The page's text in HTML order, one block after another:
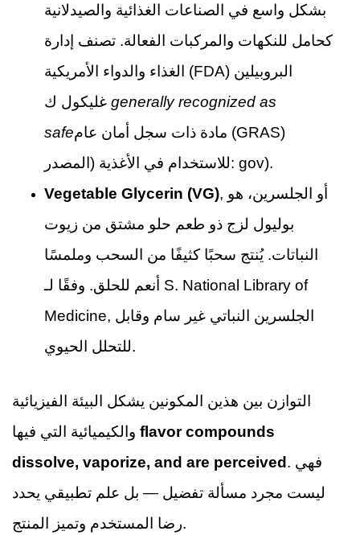
بشكل واسع في الصناعات الغذائية والصيدلانية
كحامل للنكهات والمركبات الفعالة. تصنف إدارة
الغذاء والدواء الأمريكية (FDA) البروبيلين
generally recognized as
safeمادة ذات سجل أمان عام (GRAS)
للاستخدام في الأغذية (المصدر: gov).
Vegetable Glycerin (VG), أو الجلسرين، هو
بوليول لزج ذو طعم حلو مشتق من زيوت
النباتات. يُنتج سحبًا كثيفًا من السحب وملمسًا
S. National Library of
Medicine, الجلسرين النباتي غير سام وقابل
للتحلل الحيوي.
التوازن بين هذين المكونين يشكل البيئة الفيزيائية
flavor compounds
dissolve, vaporize, and are perceived. فهي
ليست مجرد مسألة تفضيل — بل علم تطبيقي يحدد
رضا المستخدم وتميز المنتج.